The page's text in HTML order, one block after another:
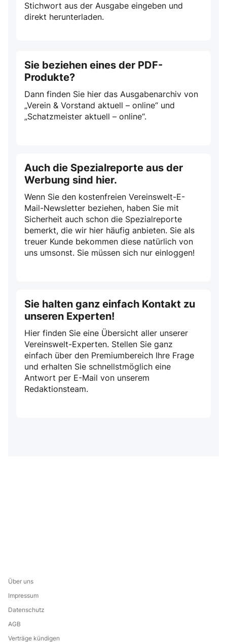
Stichwort aus der Ausgabe eingeben und
direkt herunterladen.
Sie beziehen eines der PDF-
Produkte?
Dann finden Sie hier das Ausgabenarchiv von
„Verein & Vorstand aktuell – online“ und
„Schatzmeister aktuell – online“.
Auch die Spezialreporte aus der
Werbung sind hier.
Wenn Sie den kostenfreien Vereinswelt-E-
Mail-Newsletter beziehen, haben Sie mit
Sicherheit auch schon die Spezialreporte
bemerkt, die wir hier häufig anbieten. Sie als
treuer Kunde bekommen diese natürlich von
uns umsonst. Sie müssen sich nur einloggen!
Sie halten ganz einfach Kontakt zu
unseren Experten!
Hier finden Sie eine Übersicht aller unserer
Vereinswelt-Experten. Stellen Sie ganz
einfach über den Premiumbereich Ihre Frage
und erhalten Sie schnellstmöglich eine
Antwort per E-Mail von unserem
Redaktionsteam.
Über uns
Impressum
Datenschutz
AGB
Verträge kündigen